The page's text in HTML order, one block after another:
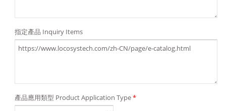
指定產品 Inquiry Items
產品應用類型 Product Application Type*